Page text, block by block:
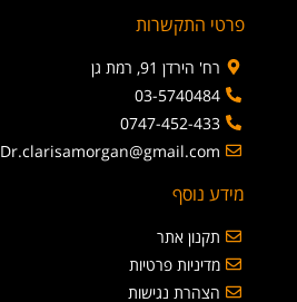
פרטי התקשרות
רח' הירדן 91, רמת גן
03-5740484
0747-452-433
Dr.clarisamorgan@gmail.com
מידע נוסף
תקנון אתר
מדיניות פרטיות
הצהרת נגישות